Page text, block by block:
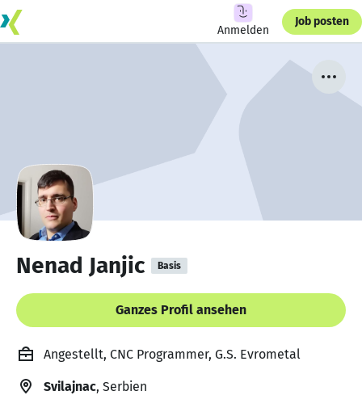
Anmelden
Job posten
Nenad Janjic Basis
Ganzes Profil ansehen
Angestellt, CNC Programmer, G.S. Evrometal
Svilajnac, Serbien